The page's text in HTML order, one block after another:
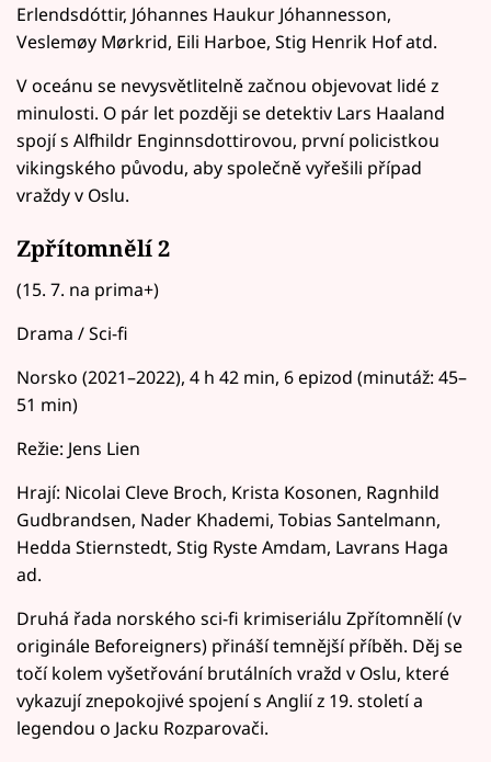
Erlendsdóttir, Jóhannes Haukur Jóhannesson,
Veslemøy Mørkrid, Eili Harboe, Stig Henrik Hof atd.
V oceánu se nevysvětlitelně začnou objevovat lidé z
minulosti. O pár let později se detektiv Lars Haaland
spojí s Alfhildr Enginnsdottirovou, první policistkou
vikingského původu, aby společně vyřešili případ
vraždy v Oslu.
Zpřítomnělí 2
(15. 7. na prima+)
Drama / Sci-fi
Norsko (2021–2022), 4 h 42 min, 6 epizod (minutáž: 45–
51 min)
Režie: Jens Lien
Hrají: Nicolai Cleve Broch, Krista Kosonen, Ragnhild
Gudbrandsen, Nader Khademi, Tobias Santelmann,
Hedda Stiernstedt, Stig Ryste Amdam, Lavrans Haga
ad.
Druhá řada norského sci-fi krimiseriálu Zpřítomnělí (v
originále Beforeigners) přináší temnější příběh. Děj se
točí kolem vyšetřování brutálních vražd v Oslu, které
vykazují znepokojivé spojení s Anglií z 19. století a
legendou o Jacku Rozparovači.